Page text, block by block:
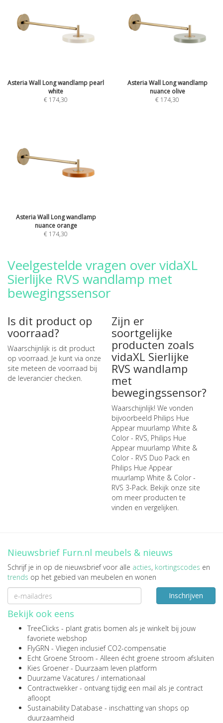
Asteria Wall Long wandlamp pearl
white
€ 174,30
Asteria Wall Long wandlamp
nuance olive
€ 174,30
Asteria Wall Long wandlamp
nuance orange
€ 174,30
Veelgestelde vragen over vidaXL
Sierlijke RVS wandlamp met
bewegingssensor
Is dit product op
voorraad?
Waarschijnlijk is dit product
op voorraad. Je kunt via onze
site meteen de voorraad bij
de leverancier checken.
Zijn er
soortgelijke
producten zoals
vidaXL Sierlijke
RVS wandlamp
met
bewegingssensor?
Waarschijnlijk! We vonden
bijvoorbeeld Philips Hue
Appear muurlamp White &
Color - RVS, Philips Hue
Appear muurlamp White &
Color - RVS Duo Packen
Philips Hue Appear
muurlamp White & Color -
RVS 3-Pack. Bekijk onze site
om meer producten te
vinden en vergelijken.
Nieuwsbrief Furn.nl meubels & nieuws
Schrijf je in op de nieuwsbrief voor alle acties, kortingscodes en
trends op het gebied van meubelen en wonen
Inschrijven
Bekijk ook eens
TreeClicks - plant gratis bomen als je winkelt bij jouw
favoriete webshop
FlyGRN - Vliegen inclusief CO2-compensatie
Echt Groene Stroom - Alleen écht groene stroom afsluiten
Kies Groener - Duurzaam leven platform
Duurzame Vacatures / internationaal
Contractwekker - ontvang tijdig een mail als je contract
afloopt
Sustainability Database - inschatting van shops op
duurzaamheid